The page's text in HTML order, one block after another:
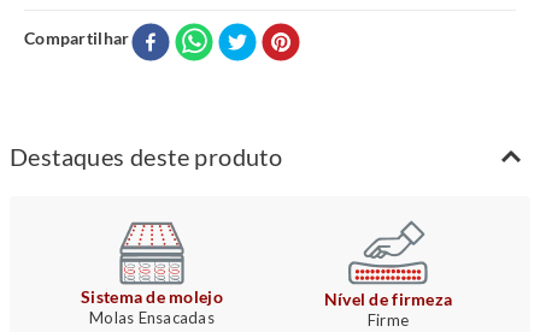
Compartilhar
Destaques deste produto
Sistema de molejo
Molas Ensacadas
Nível de firmeza
Firme